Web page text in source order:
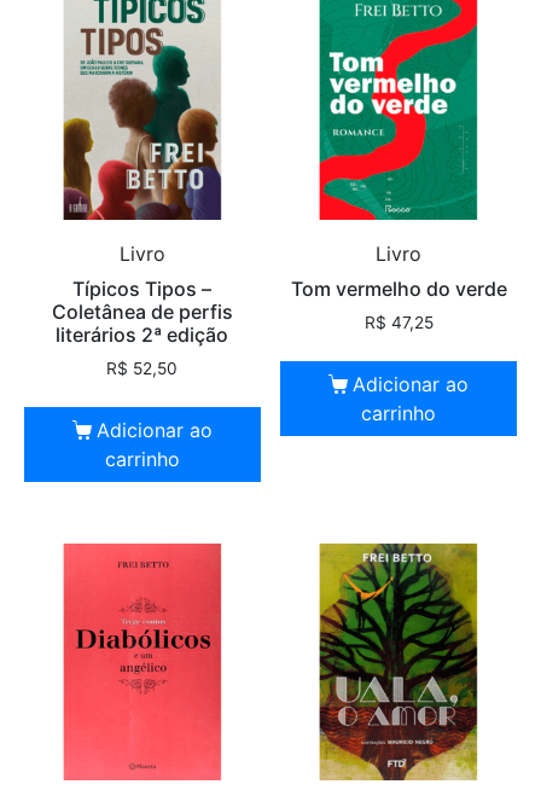
Livro
Típicos Tipos –
Coletânea de perfis
literários 2ª edição
R$ 52,50
Adicionar ao
carrinho
Livro
Tom vermelho do verde
R$ 47,25
Adicionar ao
carrinho